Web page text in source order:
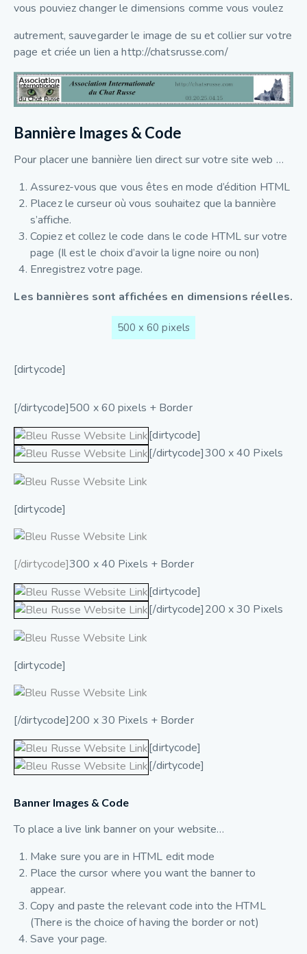
vous pouviez changer le dimensions comme vous voulez
autrement, sauvegarder le image de su et collier sur votre
page et criée un lien a http://chatsrusse.com/
Bannière Images & Code
Pour placer une bannière lien direct sur votre site web …
Assurez-vous que vous êtes en mode d’édition HTML
Placez le curseur où vous souhaitez que la bannière
s’affiche.
Copiez et collez le code dans le code HTML sur votre
page (Il est le choix d’avoir la ligne noire ou non)
Enregistrez votre page.
Les bannières sont affichées en dimensions réelles.
500 x 60 pixels
[dirtycode]
[/dirtycode]500 x 60 pixels + Border
[dirtycode]
[/dirtycode]300 x 40 Pixels
[dirtycode]
[/dirtycode]300 x 40 Pixels + Border
[dirtycode]
[/dirtycode]200 x 30 Pixels
[dirtycode]
[/dirtycode]200 x 30 Pixels + Border
[dirtycode]
[/dirtycode]
Banner Images & Code
To place a live link banner on your website…
Make sure you are in HTML edit mode
Place the cursor where you want the banner to
appear.
Copy and paste the relevant code into the HTML
(There is the choice of having the border or not)
Save your page.